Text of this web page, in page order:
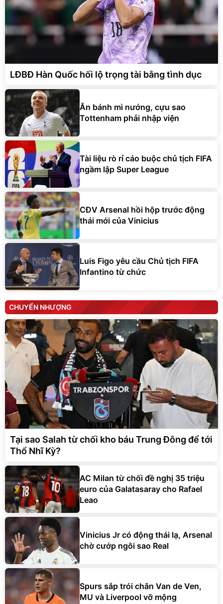
LĐBĐ Hàn Quốc hối lộ trọng tài bằng tình dục
Ăn bánh mì nướng, cựu sao
Tottenham phải nhập viện
Tài liệu rò rỉ cáo buộc chủ tịch FIFA
ngầm lập Super League
CĐV Arsenal hồi hộp trước động
thái mới của Vinicius
Luis Figo yêu cầu Chủ tịch FIFA
Infantino từ chức
CHUYỂN NHƯỢNG
Tại sao Salah từ chối kho báu Trung Đông để tới
Thổ Nhĩ Kỳ?
AC Milan từ chối đề nghị 35 triệu
euro của Galatasaray cho Rafael
Leao
Vinicius Jr có động thái lạ, Arsenal
chờ cướp ngôi sao Real
Spurs sắp trói chân Van de Ven,
MU và Liverpool vỡ mộng